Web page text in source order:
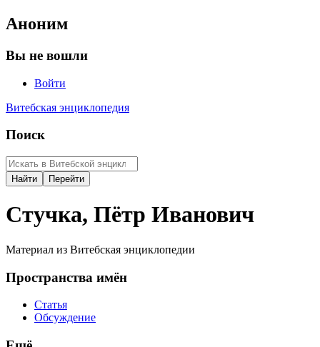
Аноним
Вы не вошли
Войти
Витебская энциклопедия
Поиск
Стучка, Пётр Иванович
Материал из Витебская энциклопедии
Пространства имён
Статья
Обсуждение